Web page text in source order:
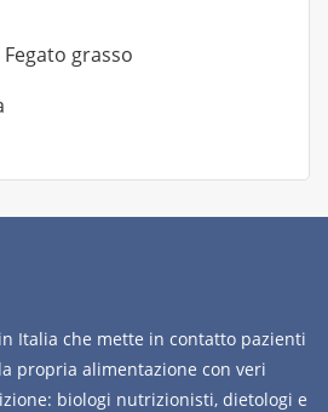
grasso
Italia che mette in contatto pazienti
propria alimentazione con veri
biologi nutrizionisti, dietologi e